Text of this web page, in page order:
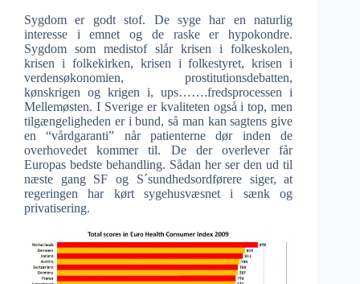
Sygdom er godt stof. De syge har en naturlig
interesse i emnet og de raske er hypokondre.
Sygdom som medistof slår krisen i folkeskolen,
krisen i folkekirken, krisen i folkestyret, krisen i
verdensøkonomien, prostitutionsdebatten,
kønskrigen og krigen i, ups…….fredsprocessen i
Mellemøsten. I Sverige er kvaliteten også i top, men
tilgængeligheden er i bund, så man kan sagtens give
en “vårdgaranti” når patienterne dør inden de
overhovedet kommer til. De der overlever får
Europas bedste behandling. Sådan her ser den ud til
næste gang SF og S´sundhedsordførere siger, at
regeringen har kørt sygehusvæsnet i sænk og
privatisering.